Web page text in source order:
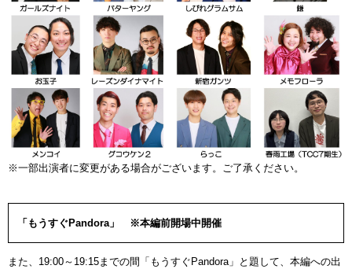
※一部出演者に変更がある場合がございます。ご了承ください。
「もうすぐPandora」 ※本編前開場中開催
また、19:00～19:15までの間「もうすぐPandora」と題して、本編への出